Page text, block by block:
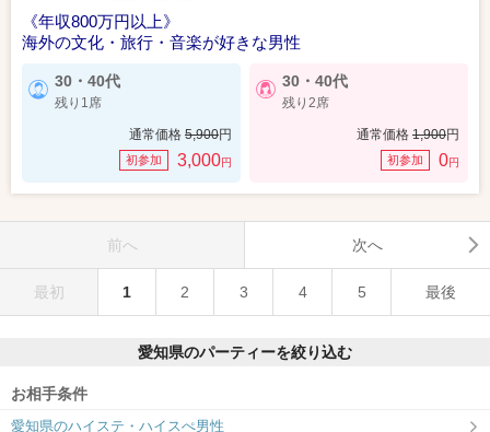
《年収800万円以上》
海外の文化・旅行・音楽が好きな男性
30・40代
残り1席
通常価格 5,900円
初参加 3,000円
30・40代
残り2席
通常価格 1,900円
初参加 0円
前へ 次へ
最初 1 2 3 4 5 最後
愛知県のパーティーを絞り込む
お相手条件
愛知県のハイステ・ハイスぺ男性